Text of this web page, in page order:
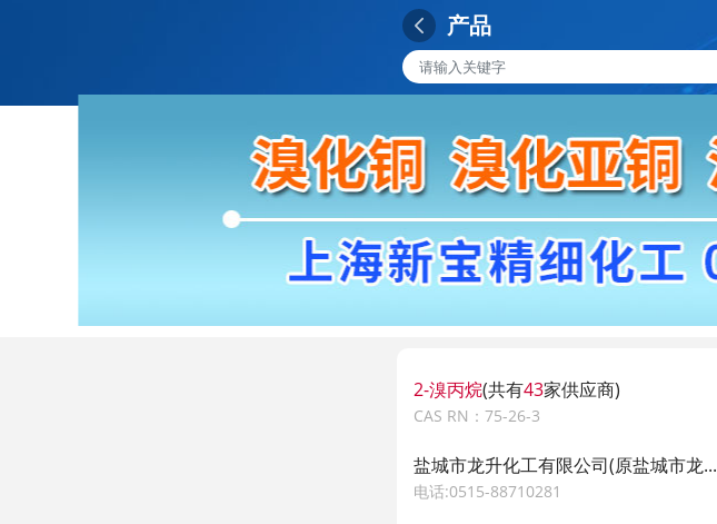
产品
2-溴丙烷(共有43家供应商)
CAS RN：75-26-3
盐城市龙升化工有限公司(原盐城市龙...
电话:0515-88710281